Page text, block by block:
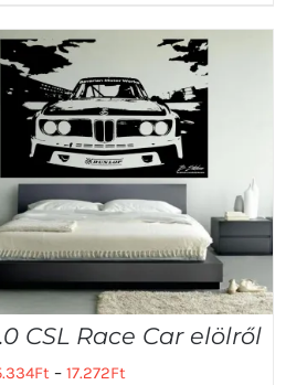
CSL Race Car elölről
Ft – 17.272Ft